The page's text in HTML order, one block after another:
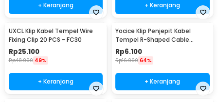
+ Keranjang + Keranjang
UXCL Klip Kabel Tempel Wire
Fixing Clip 20 PCS - FC30
Rp25.100
Rp48.900 49%
+ Keranjang
Yocice Klip Penjepit Kabel
Tempel R-Shaped Cable
Organizer 20 PCS - CC05
Rp6.100
Rp16.900 64%
+ Keranjang